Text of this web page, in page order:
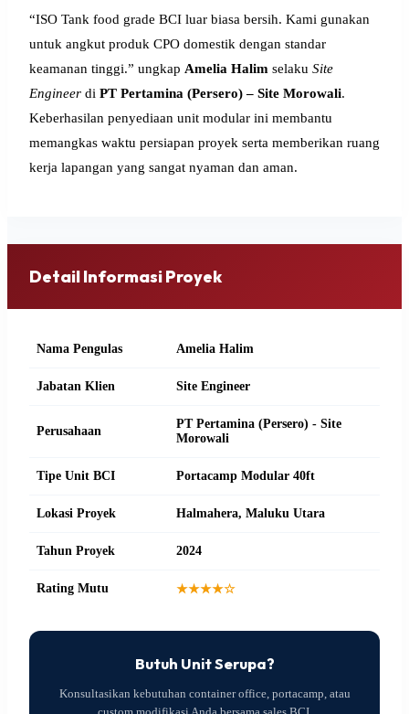
“ISO Tank food grade BCI luar biasa bersih. Kami gunakan
untuk angkut produk CPO domestik dengan standar
keamanan tinggi.” ungkap Amelia Halim selaku Site
Engineer di PT Pertamina (Persero) – Site Morowali.
Keberhasilan penyediaan unit modular ini membantu
memangkas waktu persiapan proyek serta memberikan ruang
kerja lapangan yang sangat nyaman dan aman.
Detail Informasi Proyek
Nama Pengulas Amelia Halim
Jabatan Klien Site Engineer
Perusahaan
PT Pertamina (Persero) - Site
Morowali
Tipe Unit BCI Portacamp Modular 40ft
Lokasi Proyek Halmahera, Maluku Utara
Tahun Proyek 2024
Rating Mutu ★★★★☆
Butuh Unit Serupa?
Konsultasikan kebutuhan container office, portacamp, atau